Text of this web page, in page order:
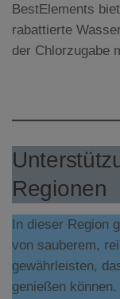
BestElements
rabattierte
der Chlorzugabe
Regionen
In dieser Region
von sauberem,
gewährleisten,
genießen